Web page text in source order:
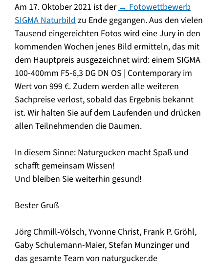
Am 17. Oktober 2021 ist der → Fotowettbewerb
SIGMA Naturbild zu Ende gegangen. Aus den vielen
Tausend eingereichten Fotos wird eine Jury in den
kommenden Wochen jenes Bild ermitteln, das mit
dem Hauptpreis ausgezeichnet wird: einem SIGMA
100-400mm F5-6,3 DG DN OS | Contemporary im
Wert von 999 €. Zudem werden alle weiteren
Sachpreise verlost, sobald das Ergebnis bekannt
ist. Wir halten Sie auf dem Laufenden und drücken
allen Teilnehmenden die Daumen.
In diesem Sinne: Naturgucken macht Spaß und
schafft gemeinsam Wissen!
Und bleiben Sie weiterhin gesund!
Bester Gruß
Jörg Chmill-Völsch, Yvonne Christ, Frank P. Gröhl,
Gaby Schulemann-Maier, Stefan Munzinger und
das gesamte Team von naturgucker.de